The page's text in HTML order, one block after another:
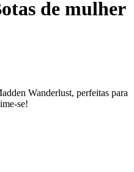
de mulher
Wanderlust, perfeitas para
se!